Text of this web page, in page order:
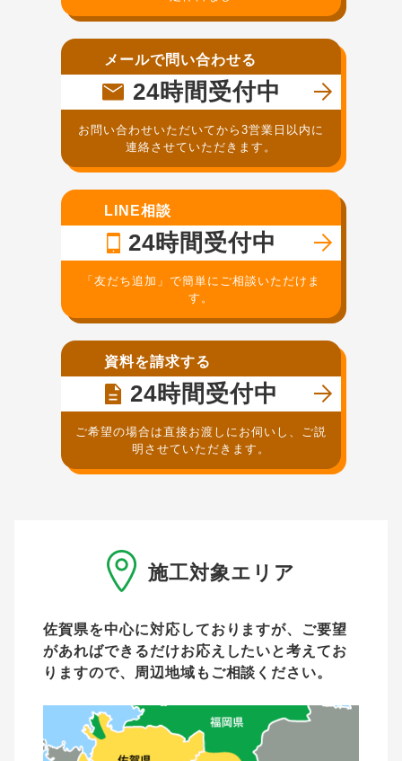
メールで問い合わせる
24時間受付中
お問い合わせいただいてから3営業日以内に
連絡させていただきます。
LINE相談
24時間受付中
「友だち追加」で簡単にご相談いただけま
す。
資料を請求する
24時間受付中
ご希望の場合は直接お渡しにお伺いし、ご説
明させていただきます。
施工対象エリア
佐賀県を中心に対応しておりますが、ご要望
があればできるだけお応えしたいと考えてお
りますので、周辺地域もご相談ください。